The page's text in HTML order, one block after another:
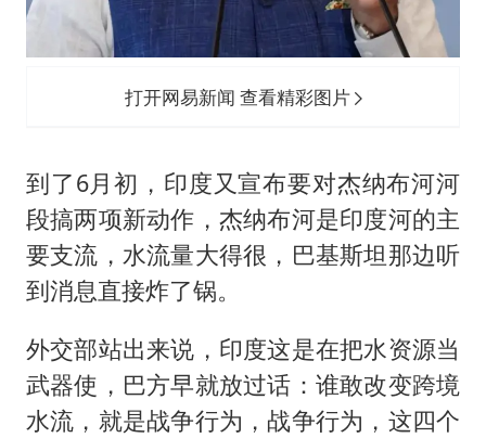
打开网易新闻 查看精彩图片
到了6月初，印度又宣布要对杰纳布河河
段搞两项新动作，杰纳布河是印度河的主
要支流，水流量大得很，巴基斯坦那边听
到消息直接炸了锅。
外交部站出来说，印度这是在把水资源当
武器使，巴方早就放过话：谁敢改变跨境
水流，就是战争行为，战争行为，这四个